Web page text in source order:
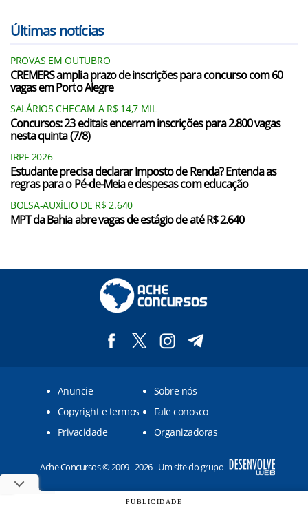
Últimas notícias
PROVAS EM OUTUBRO
CREMERS amplia prazo de inscrições para concurso com 60
vagas em Porto Alegre
SALÁRIOS CHEGAM A R$ 14,7 MIL
Concursos: 23 editais encerram inscrições para 2.800 vagas
nesta quinta (7/8)
IRPF 2026
Estudante precisa declarar Imposto de Renda? Entenda as
regras para o Pé-de-Meia e despesas com educação
BOLSA-AUXÍLIO DE R$ 2.640
MPT da Bahia abre vagas de estágio de até R$ 2.640
Anuncie
Sobre nós
Copyright e termos
Fale conosco
Privacidade
Organizadoras
Ache Concursos © 2009 - 2026 - Um site do grupo
PUBLICIDADE